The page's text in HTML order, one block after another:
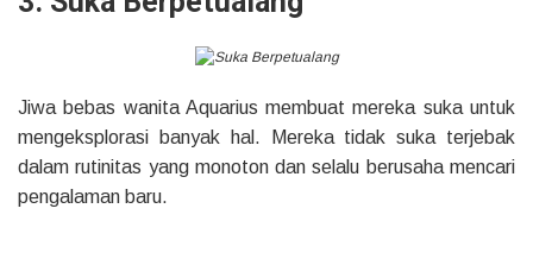
Jiwa bebas wanita Aquarius membuat mereka suka untuk
mengeksplorasi banyak hal. Mereka tidak suka terjebak
dalam rutinitas yang monoton dan selalu berusaha mencari
pengalaman baru.